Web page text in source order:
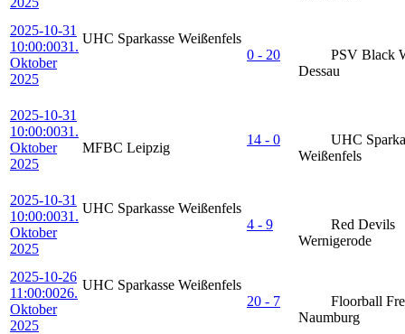
2025-10-31
10:00:0031.
Oktober
2025
UHC Sparkasse Weißenfels
0 - 20
PSV Black
Dessau
2025-10-31
10:00:0031.
Oktober
2025
MFBC Leipzig
14 - 0
UHC
Weißenfels
2025-10-31
10:00:0031.
Oktober
2025
UHC Sparkasse Weißenfels
4 - 9
Red Devils
Wernigerode
2025-10-26
11:00:0026.
Oktober
2025
UHC Sparkasse Weißenfels
20 - 7
Floorball
Naumburg